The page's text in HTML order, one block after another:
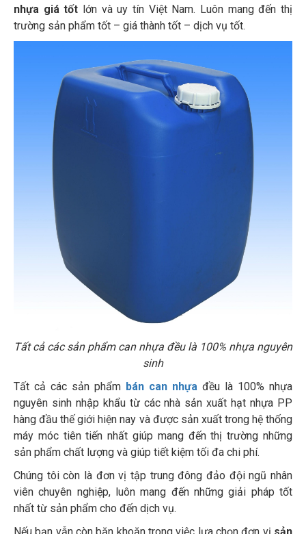
nhựa giá tốt lớn và uy tín Việt Nam. Luôn mang đến thị
trường sản phẩm tốt – giá thành tốt – dịch vụ tốt.
Tất cả các sản phẩm can nhựa đều là 100% nhựa nguyên
sinh
Tất cả các sản phẩm bán can nhựa đều là 100% nhựa
nguyên sinh nhập khẩu từ các nhà sản xuất hạt nhựa PP
hàng đầu thế giới hiện nay và được sản xuất trong hệ thống
máy móc tiên tiến nhất giúp mang đến thị trường những
sản phẩm chất lượng và giúp tiết kiệm tối đa chi phí.
Chúng tôi còn là đơn vị tập trung đông đảo đội ngũ nhân
viên chuyên nghiệp, luôn mang đến những giải pháp tốt
nhất từ sản phẩm cho đến dịch vụ.